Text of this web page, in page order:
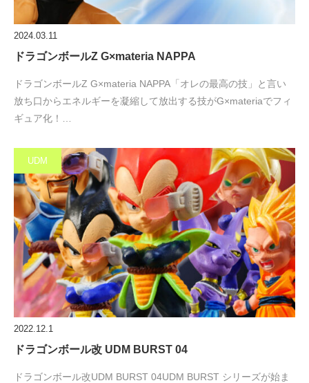
2024.03.11
ドラゴンボールZ G×materia NAPPA
ドラゴンボールZ G×materia NAPPA「オレの最高の技」と言い
放ち口からエネルギーを凝縮して放出する技がG×materiaでフィ
ギュア化！…
UDM
2022.12.1
ドラゴンボール改 UDM BURST 04
ドラゴンボール改UDM BURST 04UDM BURST シリーズが始ま